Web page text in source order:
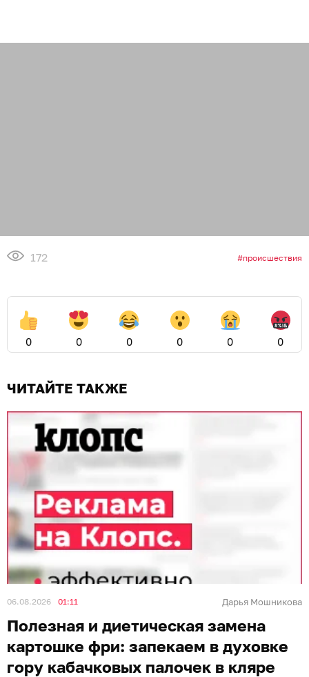
172 происшествия
0 0 0 0 0 0
ЧИТАЙТЕ ТАКЖЕ
06.08.2026 01:11 Дарья Мошникова
Полезная и диетическая замена
картошке фри: запекаем в духовке
гору кабачковых палочек в кляре